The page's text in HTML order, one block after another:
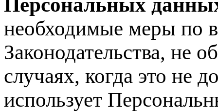
Персональных
необходимые меры по
Законодательства, не
случаях, когда это не
использует